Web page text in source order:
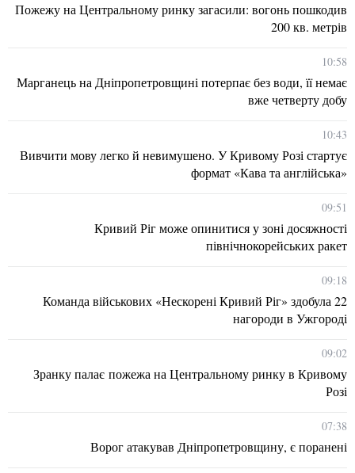
Пожежу на Центральному ринку загасили: вогонь пошкодив
200 кв. метрів
10:58
Марганець на Дніпропетровщині потерпає без води, її немає
вже четверту добу
10:43
Вивчити мову легко й невимушено. У Кривому Розі стартує
формат «Кава та англійська»
09:51
Кривий Ріг може опинитися у зоні досяжності
північнокорейських ракет
09:18
Команда військових «Нескорені Кривий Ріг» здобула 22
нагороди в Ужгороді
09:02
Зранку палає пожежа на Центральному ринку в Кривому
Розі
07:38
Ворог атакував Дніпропетровщину, є поранені